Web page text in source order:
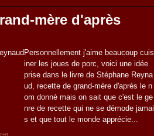
mère d'après
Personnellement j'aime beaucoup cuis
iner les joues de porc, voici une idée
prise dans le livre de Stéphane Reyna
ud, recette de grand-mère d'après le n
om donné mais on sait que c'est le ge
nre de recette qui ne se démode jamai
s et que tout le monde apprécie...